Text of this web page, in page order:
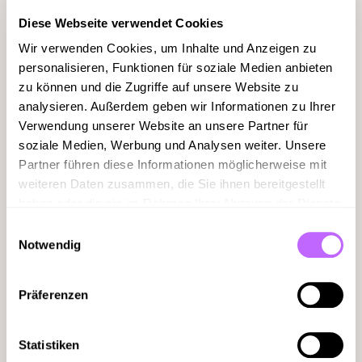
Diese Webseite verwendet Cookies
Wir verwenden Cookies, um Inhalte und Anzeigen zu
personalisieren, Funktionen für soziale Medien anbieten
zu können und die Zugriffe auf unsere Website zu
analysieren. Außerdem geben wir Informationen zu Ihrer
Verwendung unserer Website an unsere Partner für
soziale Medien, Werbung und Analysen weiter. Unsere
Partner führen diese Informationen möglicherweise mit
weiteren Daten zusammen, die Sie ihnen bereitgestellt
Notwendig
Präferenzen
Statistiken
Slide 2 of 4.
Für Amaya Soul Yoga haben wir nicht nur die Brand